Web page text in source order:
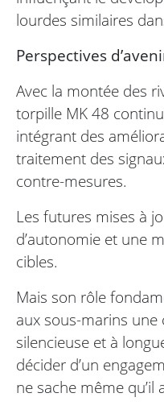
lourdes similaires
Perspectives
Avec la montée des
torpille MK 48
intégrant des
traitement des
contre-mesures.
Les futures mises à
d’autonomie et une
cibles.
Mais son rôle
aux sous-marins
silencieuse et à
décider d’un
ne sache même qu’il